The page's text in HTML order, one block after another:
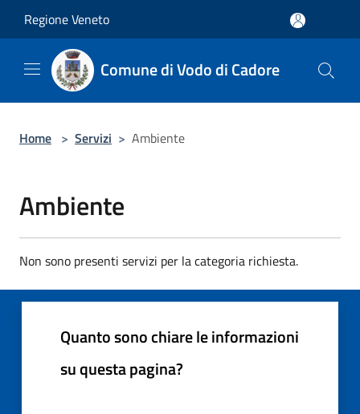
Regione Veneto
Comune di Vodo di Cadore
Home > Servizi > Ambiente
Ambiente
Non sono presenti servizi per la categoria richiesta.
Quanto sono chiare le informazioni
su questa pagina?